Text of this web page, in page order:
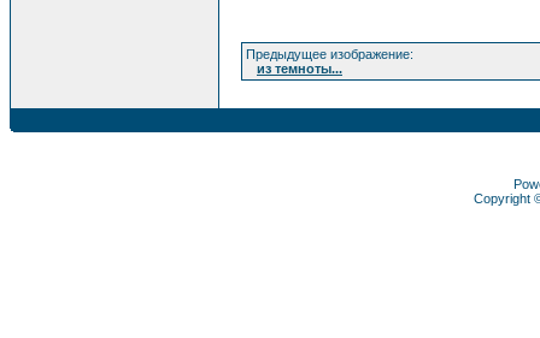
Предыдущее изображение:
из темноты...
Copyright